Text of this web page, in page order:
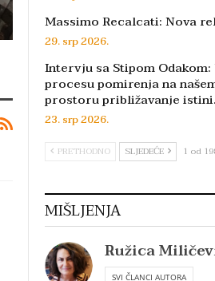
Massimo Recalcati: Nova
29. srp 2026.
Intervju sa Stipom Odakom:
procesu pomirenja na
prostoru približavanje
23. srp 2026.
PRETHODNO SLJEDEĆE 1 od
MIŠLJENJA
Ružica
SVI ČLANCI AUTORA